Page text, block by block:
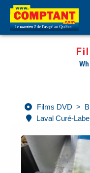
Films DVD >
Laval Curé-